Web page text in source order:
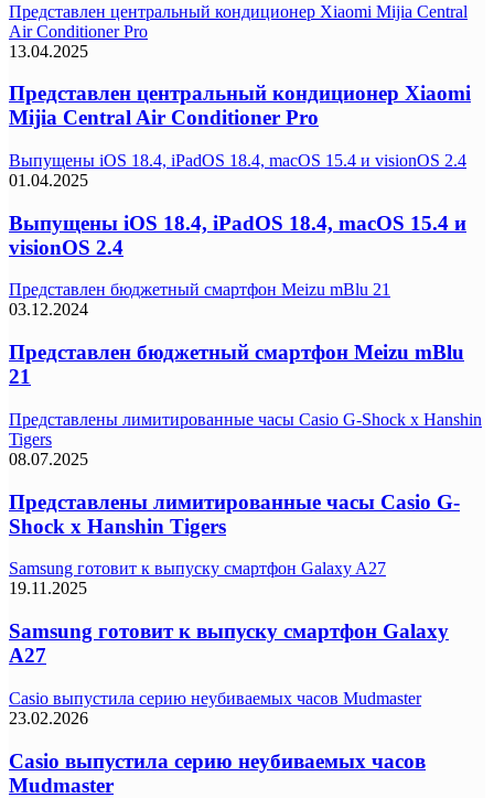
Представлен центральный кондиционер Xiaomi Mijia Central
Air Conditioner Pro
13.04.2025
Представлен центральный кондиционер Xiaomi
Mijia Central Air Conditioner Pro
Выпущены iOS 18.4, iPadOS 18.4, macOS 15.4 и visionOS 2.4
01.04.2025
Выпущены iOS 18.4, iPadOS 18.4, macOS 15.4 и
visionOS 2.4
Представлен бюджетный смартфон Meizu mBlu 21
03.12.2024
Представлен бюджетный смартфон Meizu mBlu
21
Представлены лимитированные часы Casio G-Shock x Hanshin
Tigers
08.07.2025
Представлены лимитированные часы Casio G-
Shock x Hanshin Tigers
Samsung готовит к выпуску смартфон Galaxy A27
19.11.2025
Samsung готовит к выпуску смартфон Galaxy
A27
Casio выпустила серию неубиваемых часов Mudmaster
23.02.2026
Casio выпустила серию неубиваемых часов
Mudmaster